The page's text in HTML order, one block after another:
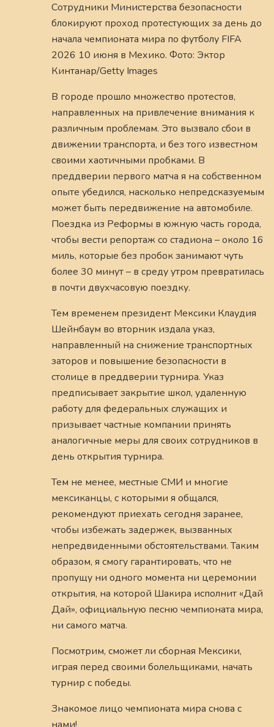
Сотрудники Министерства безопасности
блокируют проход протестующих за день до
начала чемпионата мира по футболу FIFA
2026 10 июня в Мехико. Фото: Эктор
Кинтанар/Getty Images
В городе прошло множество протестов,
направленных на привлечение внимания к
различным проблемам. Это вызвало сбои в
движении транспорта, и без того известном
своими хаотичными пробками. В
преддверии первого матча я на собственном
опыте убедился, насколько непредсказуемым
может быть передвижение на автомобиле.
Поездка из Реформы в южную часть города,
чтобы вести репортаж со стадиона – около 16
миль, которые без пробок занимают чуть
более 30 минут – в среду утром превратилась
в почти двухчасовую поездку.
Тем временем президент Мексики Клаудия
Шейнбаум во вторник издала указ,
направленный на снижение транспортных
заторов и повышение безопасности в
столице в преддверии турнира. Указ
предписывает закрытие школ, удаленную
работу для федеральных служащих и
призывает частные компании принять
аналогичные меры для своих сотрудников в
день открытия турнира.
Тем не менее, местные СМИ и многие
мексиканцы, с которыми я общался,
рекомендуют приехать сегодня заранее,
чтобы избежать задержек, вызванных
непредвиденными обстоятельствами. Таким
образом, я смогу гарантировать, что не
пропущу ни одного момента ни церемонии
открытия, на которой Шакира исполнит «Дай
Дай», официальную песню чемпионата мира,
ни самого матча.
Посмотрим, сможет ли сборная Мексики,
играя перед своими болельщиками, начать
турнир с победы.
Знакомое лицо чемпионата мира снова с